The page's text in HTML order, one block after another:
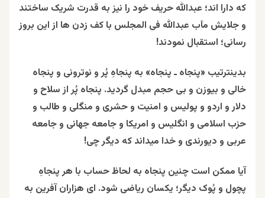
که دارا اند؛ عبدالله حریف خود را نیز به قدرت شریک ساختند
و جلایش مآب عبدالله فی المجلس با کف زدن ها از این بروز
رسانی؛ استقبال نمودند!
بدینترتیب «پنجاه ـ پنجاه» به پنجاهِ پُر و نوترونی و پنجاه
خالی و بیوزن و بی حجم مبدل گردید. پنجاه پُر از سلاح و
دلار و اردو و پولیس و امنیت و حشری و منگلی و طالب و
حزب اسلامی و انگلیس و امریکا و جامعه جهانی و جامعه
عربی و دیورندی و خدا میداند که دیگر چی!
آیا ممکن است چنین پنجاه به لحاظ حساب با هر پنجاهِ
پچول و پُوک دیگر؛ یکسان ریاضی شود. ای هزاران آفرین به